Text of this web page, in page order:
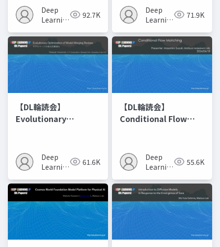
Deep
Learning
92.7K
Deep
Learning
71.9K
【DL輪読会】
Evolutionary
Recipes モデルマージ
の進化的最適化
Deep
Learning
61.6K
【DL輪読会】
Conditional Flow
Deep
Learning
55.6K